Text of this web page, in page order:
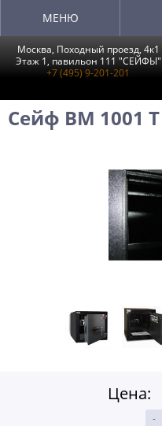
Москва, Походный проезд, 4к1
Этаж 1, павильон 111 "СЕЙФЫ"
+7 (495) 9-201-201
МЕНЮ
Сейф BM 1001 Т
Цена:
-